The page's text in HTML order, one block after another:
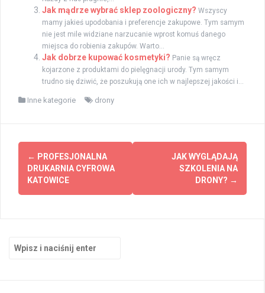
Jak mądrze wybrać sklep zoologiczny? Wszyscy
mamy jakieś upodobania i preferencje zakupowe. Tym samym
nie jest mile widziane narzucanie wprost komuś danego
miejsca do robienia zakupów. Warto...
Jak dobrze kupować kosmetyki? Panie są wręcz
kojarzone z produktami do pielęgnacji urody. Tym samym
trudno się dziwić, że poszukują one ich w najlepszej jakości i...
Inne kategorie drony
Zobacz
wpisy
← PROFESJONALNA
DRUKARNIA CYFROWA
KATOWICE
JAK WYGLĄDAJĄ
SZKOLENIA NA
DRONY? →